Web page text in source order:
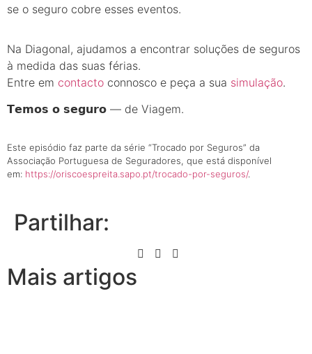
se o seguro cobre esses eventos.
Na Diagonal, ajudamos a encontrar soluções de seguros
à medida das suas férias.
Entre em contacto connosco e peça a sua simulação.
𝗧𝗲𝗺𝗼𝘀 𝗼 𝘀𝗲𝗴𝘂𝗿𝗼 — de Viagem.
Este episódio faz parte da série “Trocado por Seguros” da
Associação Portuguesa de Seguradores, que está disponível
em: https://oriscoespreita.sapo.pt/trocado-por-seguros/.
Partilhar:
Mais artigos